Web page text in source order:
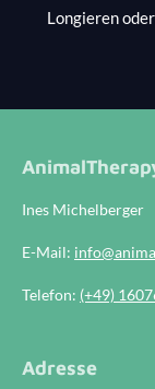
Longieren
Ines Michelberger
E-Mail:
Telefon: (+49)
Adresse